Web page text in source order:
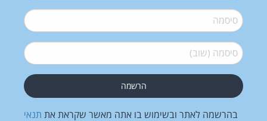
סיסמה*
סיסמה (שוב)*
בהרשמה לאתר ובשימוש בו אתה מאשר שקראת את תנאי